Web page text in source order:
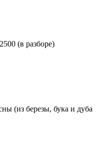
(в разборе)
(из березы, бука и дуба